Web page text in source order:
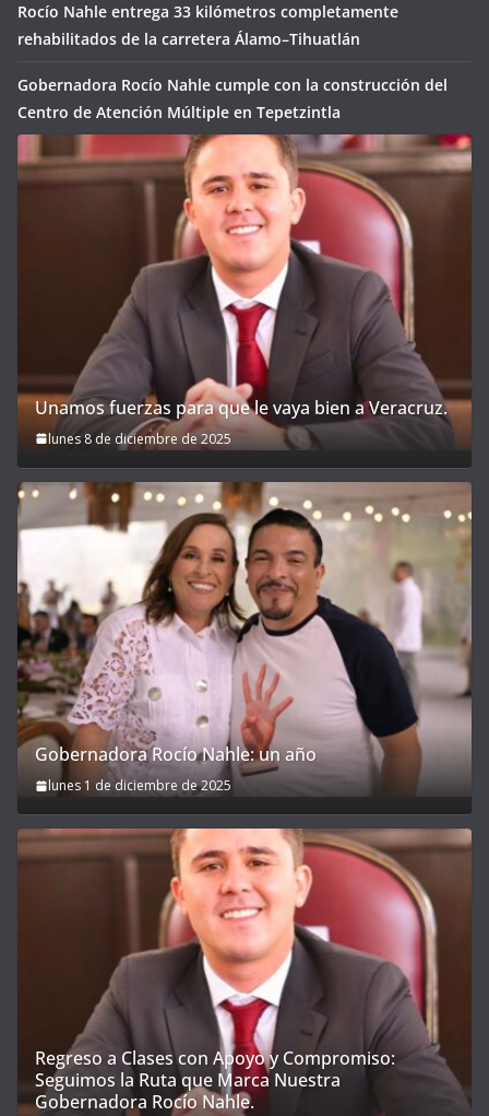
Rocío Nahle entrega 33 kilómetros completamente
rehabilitados de la carretera Álamo–Tihuatlán
Gobernadora Rocío Nahle cumple con la construcción del
Centro de Atención Múltiple en Tepetzintla
Unamos fuerzas para que le vaya bien a Veracruz.
lunes 8 de diciembre de 2025
Gobernadora Rocío Nahle: un año
lunes 1 de diciembre de 2025
Regreso a Clases con Apoyo y Compromiso:
Seguimos la Ruta que Marca Nuestra
Gobernadora Rocío Nahle.